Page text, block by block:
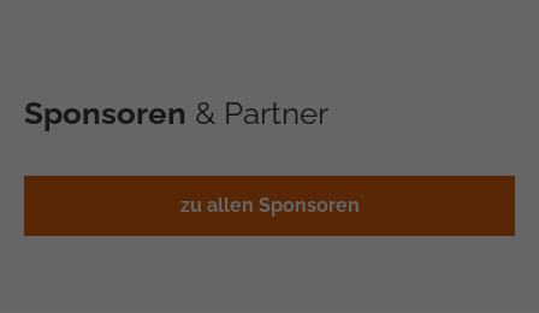
Sponsoren & Partner
zu allen Sponsoren